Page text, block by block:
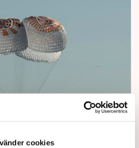
cookies
astronauten
på jorden